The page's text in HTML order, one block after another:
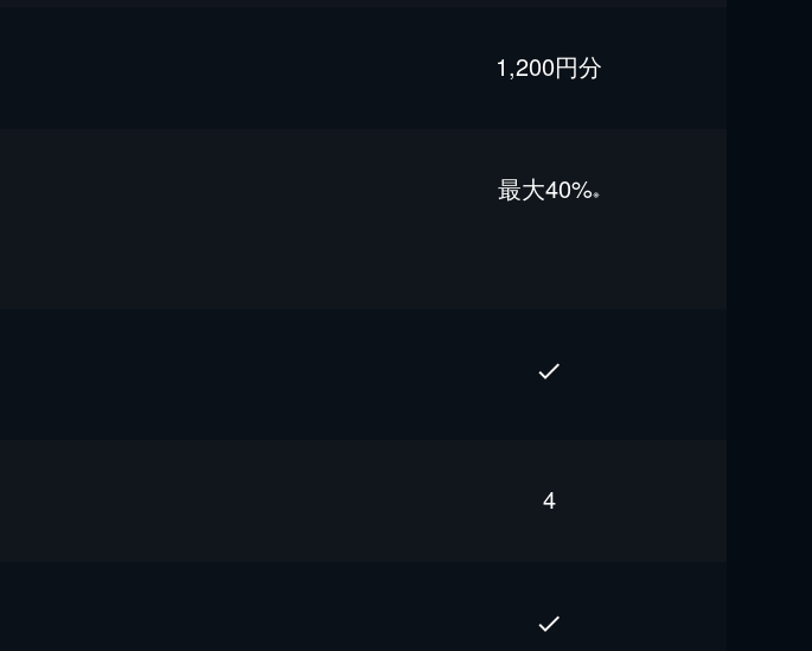
1,200円分
最⼤40%※
4